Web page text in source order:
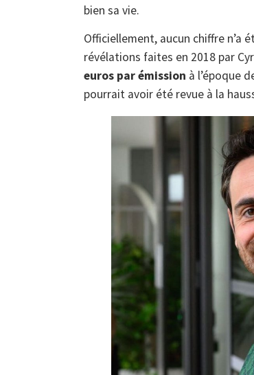
bien sa vie.
Officiellement, aucun chiffre n’a
révélations faites en 2018 par
euros par émission à l’époque
pourrait avoir été revue à la